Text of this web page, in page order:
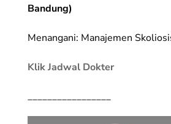
Bandung)
Menangani: Manajemen
Klik Jadwal Dokter
_________________